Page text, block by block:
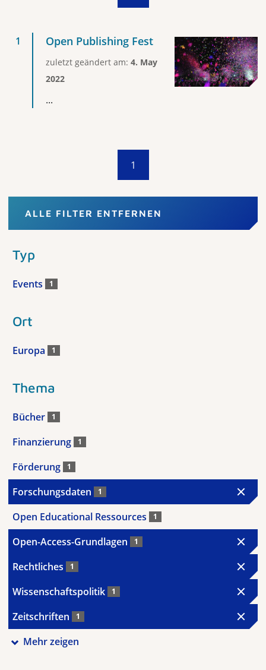
Open Publishing Fest
zuletzt geändert am: 4. May
2022
...
1
ALLE FILTER ENTFERNEN
Typ
Events 1
Ort
Europa 1
Thema
Bücher 1
Finanzierung 1
Förderung 1
Forschungsdaten 1
Open Educational Ressources 1
Open-Access-Grundlagen 1
Rechtliches 1
Wissenschaftspolitik 1
Zeitschriften 1
Mehr zeigen